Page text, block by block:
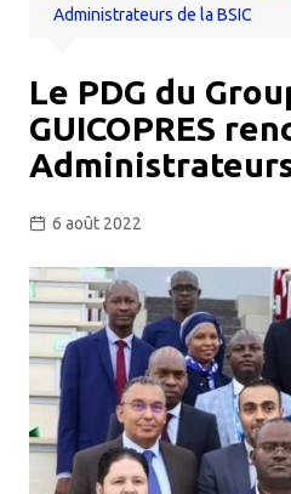
Administrateurs de la BSIC
Le PDG du
GUICOPRES
6 août 2022